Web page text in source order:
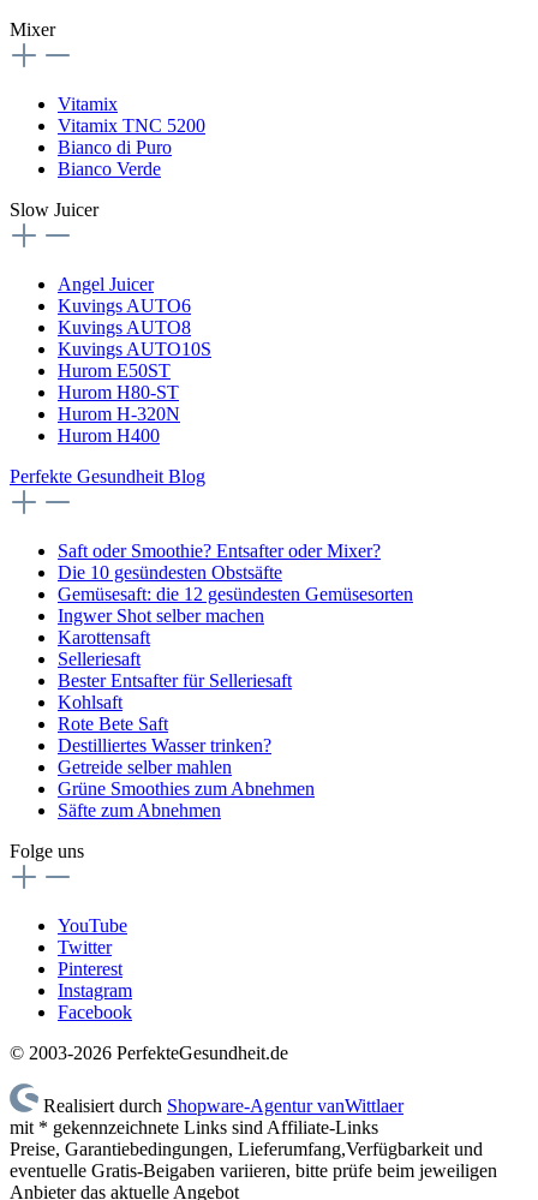
Mixer
Vitamix
Vitamix TNC 5200
Bianco di Puro
Bianco Verde
Slow Juicer
Angel Juicer
Kuvings AUTO6
Kuvings AUTO8
Kuvings AUTO10S
Hurom E50ST
Hurom H80-ST
Hurom H-320N
Hurom H400
Perfekte Gesundheit Blog
Saft oder Smoothie? Entsafter oder Mixer?
Die 10 gesündesten Obstsäfte
Gemüsesaft: die 12 gesündesten Gemüsesorten
Ingwer Shot selber machen
Karottensaft
Selleriesaft
Bester Entsafter für Selleriesaft
Kohlsaft
Rote Bete Saft
Destilliertes Wasser trinken?
Getreide selber mahlen
Grüne Smoothies zum Abnehmen
Säfte zum Abnehmen
Folge uns
YouTube
Twitter
Pinterest
Instagram
Facebook
© 2003-2026 PerfekteGesundheit.de
Realisiert durch Shopware-Agentur vanWittlaer
mit * gekennzeichnete Links sind Affiliate-Links
Preise, Garantiebedingungen, Lieferumfang,Verfügbarkeit und
eventuelle Gratis-Beigaben variieren, bitte prüfe beim jeweiligen
Anbieter das aktuelle Angebot